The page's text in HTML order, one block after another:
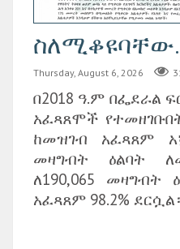
Thursday, August 6, 2026
በ2018 ዓ.ም በፌደራል
አፈጻጸሞች
ከመዝገብ አፈጻጸም
መዛግብት ዕልባት
ለ190,065
አፈጻጸም 98.2%